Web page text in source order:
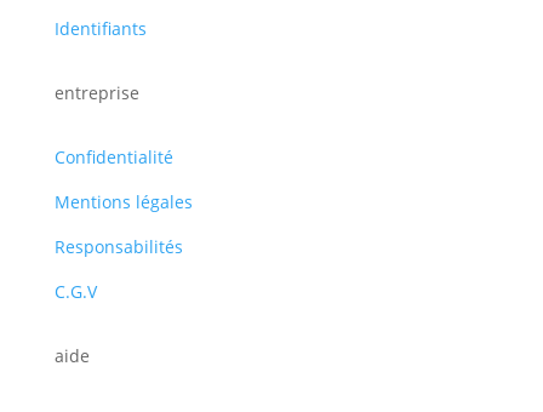
Identifiants
entreprise
Confidentialité
Mentions légales
Responsabilités
C.G.V
aide